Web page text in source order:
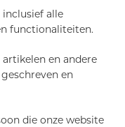
inclusief alle
functionaliteiten.
en andere
en
die onze website